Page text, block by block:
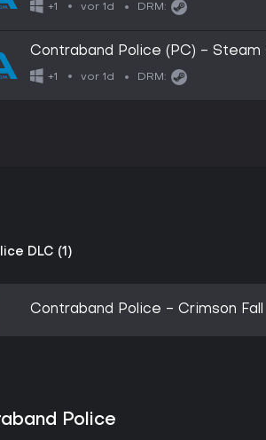
+1 vor 1d DRM:
Contraband Police (PC) - Steam
+1 vor 1d DRM:
DLC (1)
Contraband Police - Crimson Fall
Police